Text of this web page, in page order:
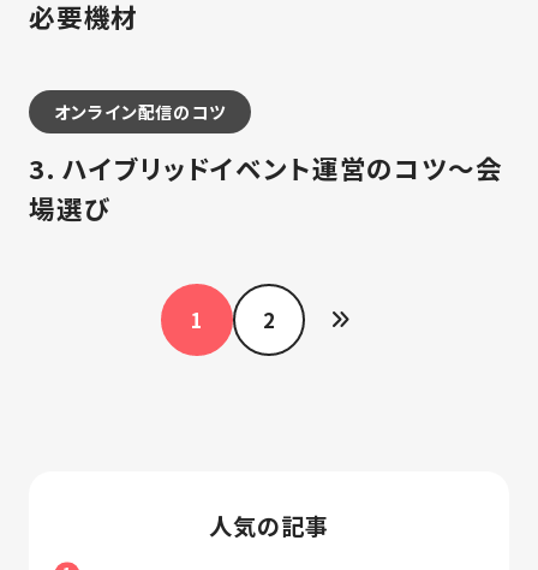
必要機材
オンライン配信のコツ
3. ハイブリッドイベント運営のコツ～会
場選び
1 2
人気の記事